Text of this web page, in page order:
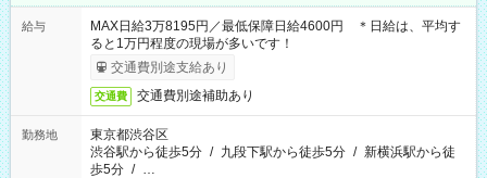
給与
MAX日給3万8195円／最低保障日給4600円 ＊日給は、平均す
ると1万円程度の現場が多いです！
交通費別途支給あり
交通費 交通費別途補助あり
勤務地
東京都渋谷区
渋谷駅から徒歩5分 / 九段下駅から徒歩5分 / 新横浜駅から徒
歩5分 / …